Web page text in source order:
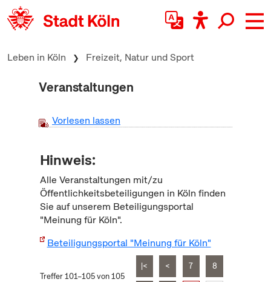
zum Inhalt springen
Leben in Köln Freizeit, Natur und Sport
Veranstaltungen
Vorlesen lassen
Hinweis:
Alle Veranstaltungen mit/zu
Öffentlichkeitsbeteiligungen in Köln finden
Sie auf unserem Beteiligungsportal
"Meinung für Köln".
Beteiligungsportal "Meinung für Köln"
Treffer 101–105 von 105
|< < 7 8